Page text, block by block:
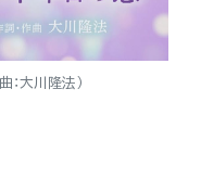
：大川隆法）